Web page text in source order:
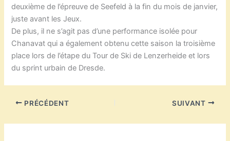
deuxième de l’épreuve de Seefeld à la fin du mois de janvier,
juste avant les Jeux.
De plus, il ne s’agit pas d’une performance isolée pour
Chanavat qui a également obtenu cette saison la troisième
place lors de l’étape du Tour de Ski de Lenzerheide et lors
du sprint urbain de Dresde.
PRÉCÉDENT SUIVANT